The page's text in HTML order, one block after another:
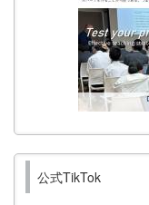
公式TikTok